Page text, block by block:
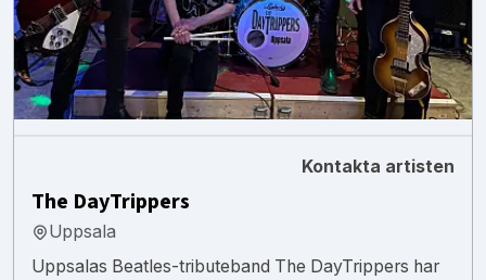
Kontakta artisten
The DayTrippers
Uppsala
Uppsalas Beatles-tributeband The DayTrippers har